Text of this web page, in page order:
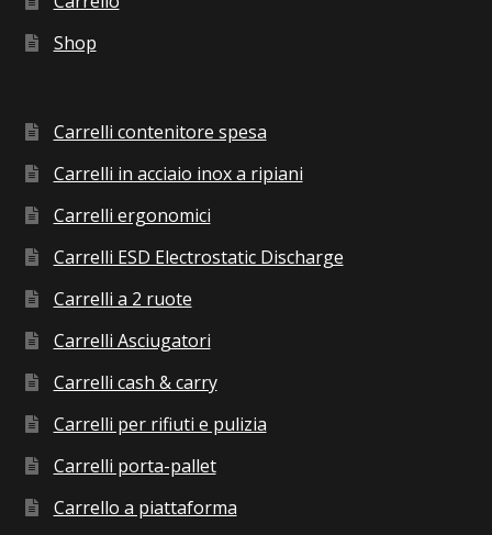
Shop
Carrelli contenitore spesa
Carrelli in acciaio inox a ripiani
Carrelli ergonomici
Carrelli ESD Electrostatic Discharge
Carrelli a 2 ruote
Carrelli Asciugatori
Carrelli cash & carry
Carrelli per rifiuti e pulizia
Carrelli porta-pallet
Carrello a piattaforma